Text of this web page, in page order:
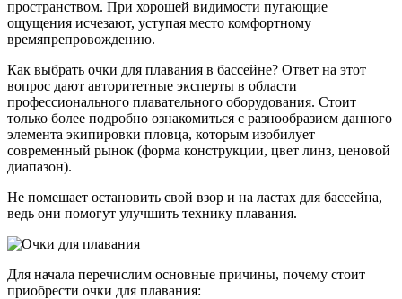
пространством. При хорошей видимости пугающие
ощущения исчезают, уступая место комфортному
времяпрепровождению.
Как выбрать очки для плавания в бассейне? Ответ на этот
вопрос дают авторитетные эксперты в области
профессионального плавательного оборудования. Стоит
только более подробно ознакомиться с разнообразием данного
элемента экипировки пловца, которым изобилует
современный рынок (форма конструкции, цвет линз, ценовой
диапазон).
Не помешает остановить свой взор и на ластах для бассейна,
ведь они помогут улучшить технику плавания.
Для начала перечислим основные причины, почему стоит
приобрести очки для плавания: